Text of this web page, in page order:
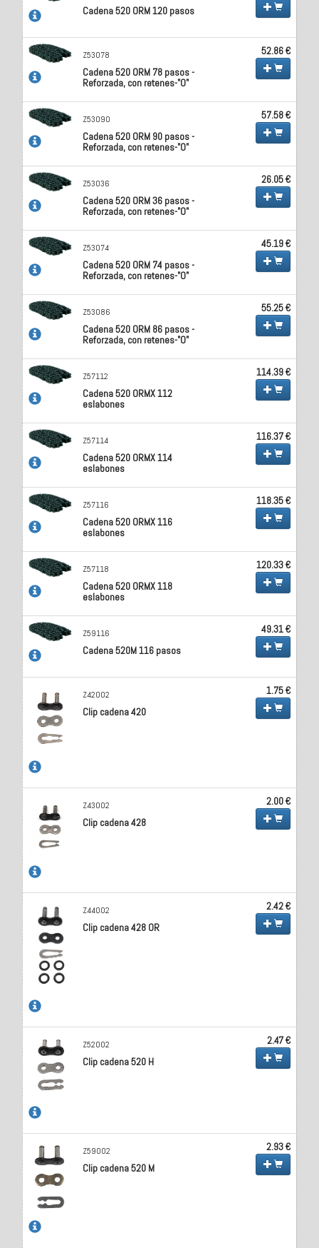
Cadena 520 ORM 120 pasos
Z53078
Cadena 520 ORM 78 pasos -
Reforzada, con retenes-"O"
52.86 €
Z53090
Cadena 520 ORM 90 pasos -
Reforzada, con retenes-"O"
57.58 €
Z53036
Cadena 520 ORM 36 pasos -
Reforzada, con retenes-"O"
26.05 €
Z53074
Cadena 520 ORM 74 pasos -
Reforzada, con retenes-"O"
45.19 €
Z53086
Cadena 520 ORM 86 pasos -
Reforzada, con retenes-"O"
55.25 €
Z57112
Cadena 520 ORMX 112
eslabones
114.39 €
Z57114
Cadena 520 ORMX 114
eslabones
116.37 €
Z57116
Cadena 520 ORMX 116
eslabones
118.35 €
Z57118
Cadena 520 ORMX 118
eslabones
120.33 €
Z59116
Cadena 520M 116 pasos
49.31 €
Z42002
Clip cadena 420
1.75 €
Z43002
Clip cadena 428
2.00 €
Z44002
Clip cadena 428 OR
2.42 €
Z52002
Clip cadena 520 H
2.47 €
Z59002
Clip cadena 520 M
2.93 €